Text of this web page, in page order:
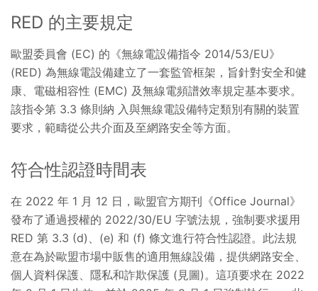
RED 的主要規定
歐盟委員會 (EC) 的《無線電設備指令 2014/53/EU》
(RED) 為無線電設備建立了一套監管框架，旨針對安全和健
康、電磁相容性 (EMC) 及無線電頻譜效率規定基本要求。
該指令第 3.3 條則納 入與無線電設備特定類別有關的裝置
要求，範疇從公共介面及至網路安全等方面。
符合性認證時間表
在 2022 年 1 月 12 日，歐盟官方期刊《Office Journal》
發布了通過授權的 2022/30/EU 字號法規，強制要求援用
RED 第 3.3 (d)、(e) 和 (f) 條文進行符合性認證。此法規
意在為於歐盟市場中販售的適用無線設備，提供網路安全、
個人資料保護、隱私和詐欺保護 (見圖)。這項要求在 2022